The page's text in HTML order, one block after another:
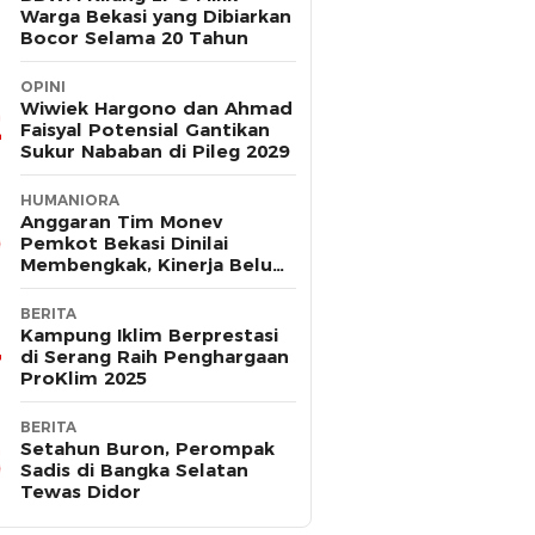
Warga Bekasi yang Dibiarkan
Bocor Selama 20 Tahun
OPINI
Wiwiek Hargono dan Ahmad
Faisyal Potensial Gantikan
Sukur Nababan di Pileg 2029
HUMANIORA
Anggaran Tim Monev
Pemkot Bekasi Dinilai
Membengkak, Kinerja Belum
Terbukti Efektif
BERITA
Kampung Iklim Berprestasi
di Serang Raih Penghargaan
ProKlim 2025
BERITA
Setahun Buron, Perompak
Sadis di Bangka Selatan
Tewas Didor